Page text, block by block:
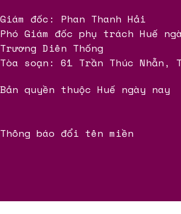
Giám đốc: Phan Thanh Hải
Phó Giám đốc phụ trách Huế
Trương Diên Thống
Tòa soạn: 61 Trần Thúc Nhẫn,
Bản quyền thuộc Huế ngày nay
Thông báo đổi tên miền